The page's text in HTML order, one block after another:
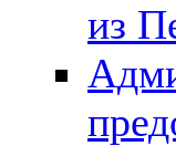
из